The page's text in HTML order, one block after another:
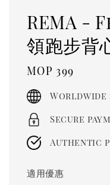
REMA -
領跑步背
Regular
price
MOP 399
Worldwide
Secure
Authentic
適用優惠